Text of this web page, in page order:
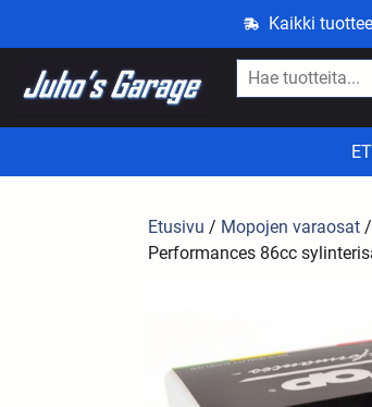
Kaikki
Etusivu / Mopojen varaosat /
Performances 86cc